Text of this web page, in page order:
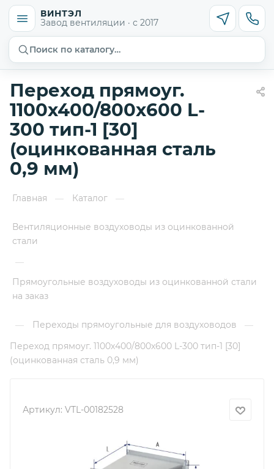
ВИНТЭЛ
Завод вентиляции · с 2017
Поиск по каталогу…
Переход прямоуг.
1100х400/800х600 L-
300 тип-1 [30]
(оцинкованная сталь
0,9 мм)
Главная — Каталог —
Вентиляционные воздуховоды из оцинкованной
стали
—
Прямоугольные воздуховоды из оцинкованной стали
на заказ
— Переходы прямоугольные для воздуховодов
—
Переход прямоуг. 1100х400/800х600 L-300 тип-1 [30]
(оцинкованная сталь 0,9 мм)
Артикул: VTL-00182528